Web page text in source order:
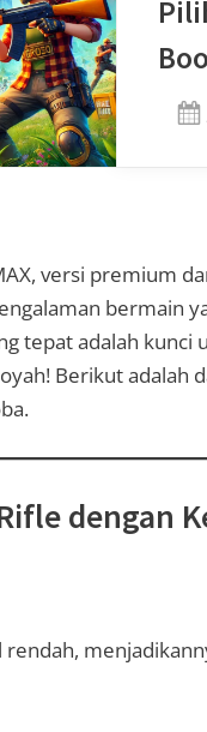
versi premium
bermain
tepat adalah kunci
Berikut adalah
dengan
rendah,